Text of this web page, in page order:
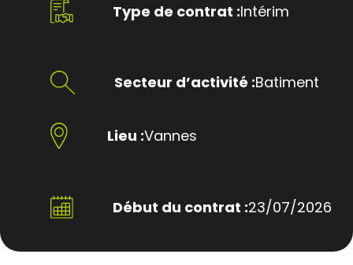
Type de contrat :Intérim
Secteur d’activité :Batiment
Lieu :Vannes
Début du contrat :23/07/2026